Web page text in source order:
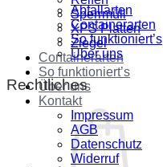
Sperrmüll
XPS Platten
Ziegel
Containerarten
So funktioniert’s
Über uns
Kontakt
Abfallarten
Containerarten
So funktioniert’s
Über uns
Rechtliches
Impressum
AGB
Datenschutz
Widerruf